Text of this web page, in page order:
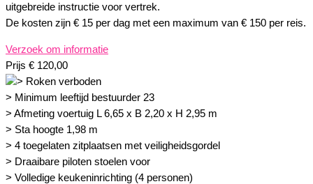
uitgebreide instructie voor vertrek.
De kosten zijn € 15 per dag met een maximum van € 150 per reis.
Verzoek om informatie
Prijs € 120,00
> Minimum leeftijd bestuurder 23
> Afmeting voertuig L 6,65 x B 2,20 x H 2,95 m
> Sta hoogte 1,98 m
> 4 toegelaten zitplaatsen met veiligheidsgordel
> Draaibare piloten stoelen voor
> Volledige keukeninrichting (4 personen)